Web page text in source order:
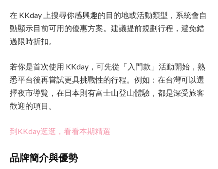
在 KKday 上搜尋你感興趣的目的地或活動類型，系統會自
動顯示目前可用的優惠方案。建議提前規劃行程，避免錯
過限時折扣。
若你是首次使用 KKday，可先從「入門款」活動開始，熟
悉平台後再嘗試更具挑戰性的行程。例如：在台灣可以選
擇夜市導覽，在日本則有富士山登山體驗，都是深受旅客
歡迎的項目。
到KKday逛逛，看看本期精選
品牌簡介與優勢